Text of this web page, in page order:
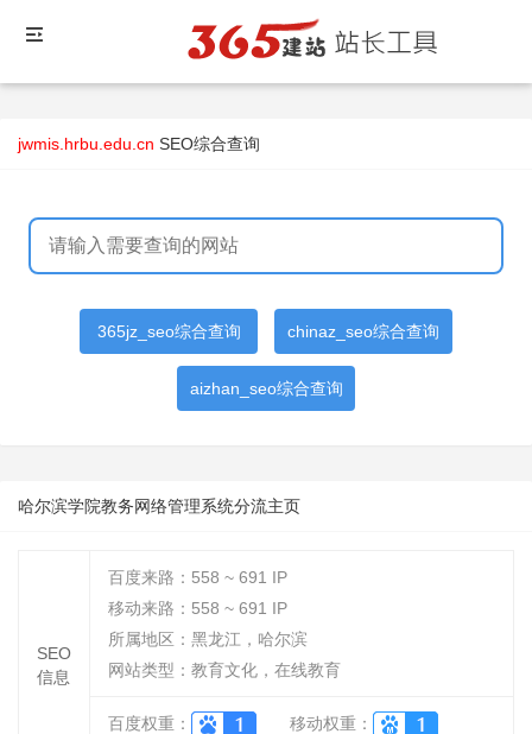
jwmis.hrbu.edu.cn SEO综合查询
365jz_seo综合查询 chinaz_seo综合查询
aizhan_seo综合查询
哈尔滨学院教务网络管理系统分流主页
SEO
信息
百度来路： 558 ~ 691 IP
移动来路： 558 ~ 691 IP
所属地区：黑龙江，哈尔滨
网站类型：教育文化，在线教育
百度权重：
移动权重：